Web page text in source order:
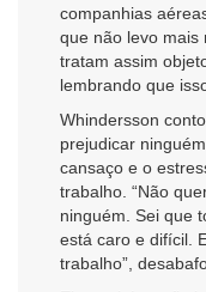
companhias
que não levo mais
tratam assim
lembrando que
Whindersson
prejudicar
cansaço e o
trabalho. “Não
ninguém. Sei que
está caro e difícil.
trabalho”,